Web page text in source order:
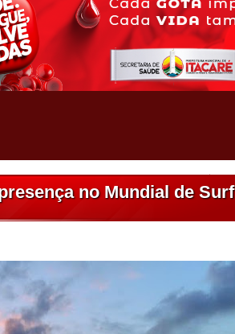
no Mundial de Surf